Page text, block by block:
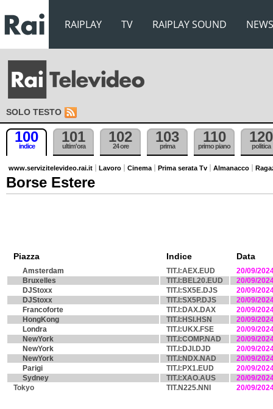
RAIPLAY TV RAIPLAY SOUND NEWS
SOLO TESTO
100
indice
101
ultim'ora
102
24 ore
103
prima
110
primo piano
120
politica
www.servizitelevideo.rai.it Lavoro Cinema Prima serata Tv Almanacco
Borse Estere
Piazza Indice Data
Amsterdam TIT.I:AEX.EUD
20/09/
Bruxelles
TIT.I:BEL20.EUD
20/09/
DJStoxx
TIT.I:SX5E.DJS
20/09/
DJStoxx
TIT.I:SX5P.DJS
20/09/
Francoforte
TIT.I:DAX.DAX
20/09/
HongKong
TIT.I:HSI.HSN
20/09/
Londra
TIT.I:UKX.FSE
20/09/
NewYork
TIT.I:COMP.NAD
20/09/
NewYork
TIT.I:DJI.DJD
20/09/
NewYork
TIT.I:NDX.NAD
20/09/
Parigi
TIT.I:PX1.EUD
20/09/
Sydney
TIT.I:XAO.AUS
20/09/
Tokyo
TIT.N225.NNI 20/09/